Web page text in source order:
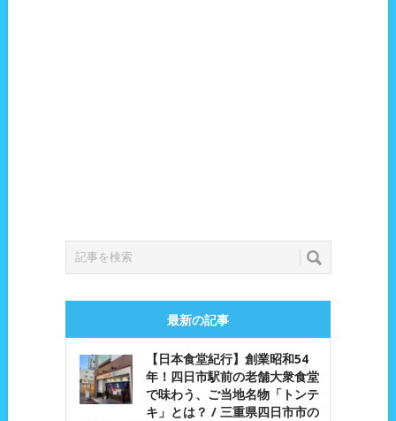
最新の記事
【日本食堂紀行】創業昭和54
年！四日市駅前の老舗大衆食堂
で味わう、ご当地名物「トンテ
キ」とは？ / 三重県四日市市の